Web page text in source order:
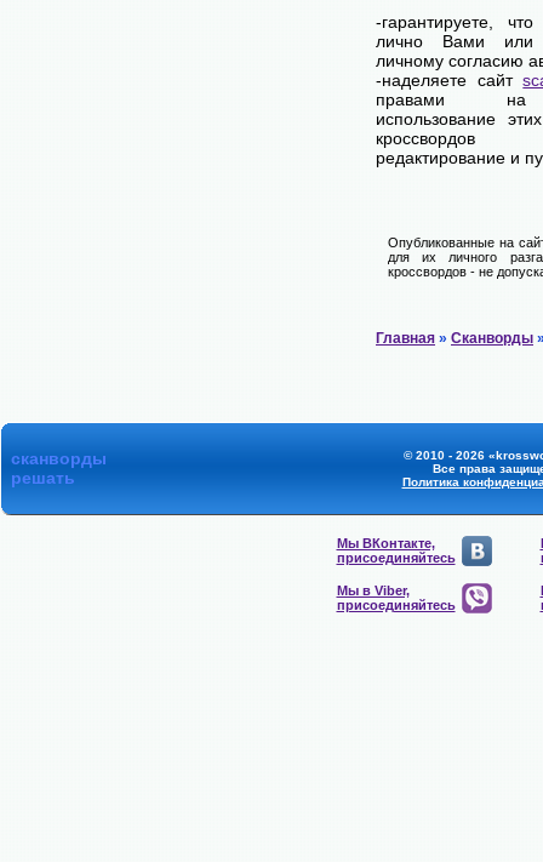
-гарантируете,
лично Вами или
личному согласию
-наделяете сайт
правами на
использование
редактирование и
Опубликованные на
для их личного
кроссвордов - не
Главная » Сканворды
сканворды
решать
© 2010 - 2026
Все права
Политика
Мы ВКонтакте,
присоединяйтесь
Мы в Viber,
присоединяйтесь